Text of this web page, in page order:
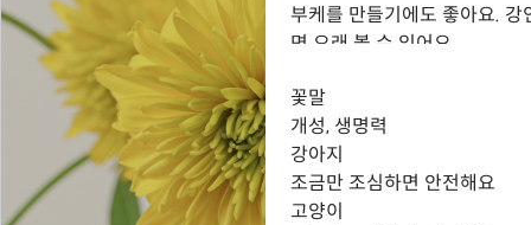
부케를 만들기에도 좋아요.
면 오래 볼 수 있어요.
꽃말
개성, 생명력
강아지
조금만 조심하면 안전해요
고양이